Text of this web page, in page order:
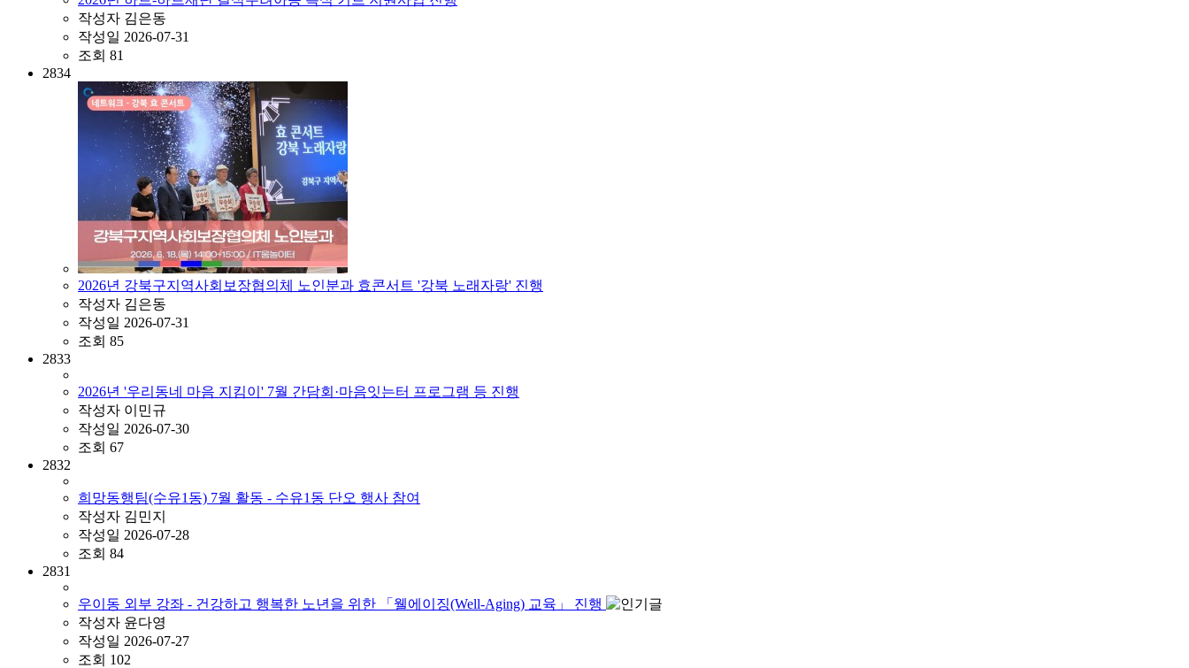
작성자 김은동
작성일 2026-07-31
조회 81
2834
2026년 강북구지역사회보장협의체 노인분과 효콘서트 '강북 노래자랑' 진행
작성자 김은동
작성일 2026-07-31
조회 85
2833
2026년 '우리동네 마음 지킴이' 7월 간담회·마음잇는터 프로그램 등 진행
작성자 이민규
작성일 2026-07-30
조회 67
2832
희망동행팀(수유1동) 7월 활동 - 수유1동 단오 행사 참여
작성자 김민지
작성일 2026-07-28
조회 84
2831
우이동 외부 강좌 - 건강하고 행복한 노년을 위한 「웰에이징(Well-Aging) 교육」 진행
작성자 윤다영
작성일 2026-07-27
조회 102